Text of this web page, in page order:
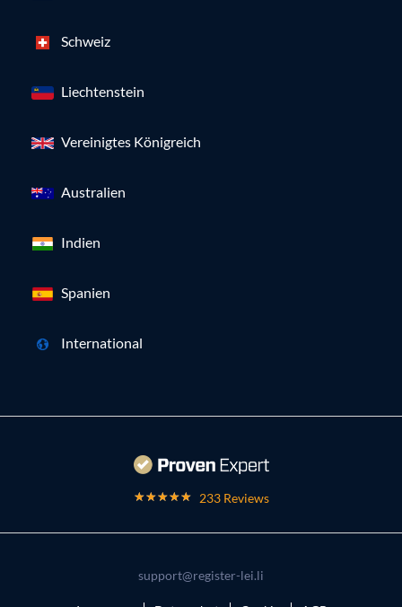
Schweiz
Liechtenstein
Vereinigtes Königreich
Australien
Indien
Spanien
International
233 Reviews
support@register-lei.li